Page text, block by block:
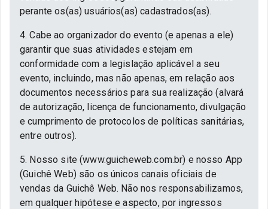
perante os(as) usuários(as) cadastrados(as).
4. Cabe ao organizador do evento (e apenas a ele)
garantir que suas atividades estejam em
conformidade com a legislação aplicável a seu
evento, incluindo, mas não apenas, em relação aos
documentos necessários para sua realização (alvará
de autorização, licença de funcionamento, divulgação
e cumprimento de protocolos de políticas sanitárias,
entre outros).
5. Nosso site (www.guicheweb.com.br) e nosso App
(Guichê Web) são os únicos canais oficiais de
vendas da Guichê Web. Não nos responsabilizamos,
em qualquer hipótese e aspecto, por ingressos